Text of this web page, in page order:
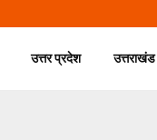
उत्तर प्रदेश उत्तराखंड